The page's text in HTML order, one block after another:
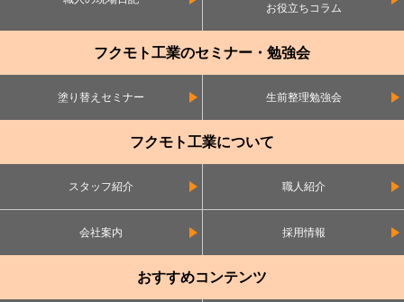
お役立ちコラム
フクモト工業のセミナー・勉強会
塗り替えセミナー 生前整理勉強会
フクモト工業について
スタッフ紹介 職人紹介
会社案内 採用情報
おすすめコンテンツ